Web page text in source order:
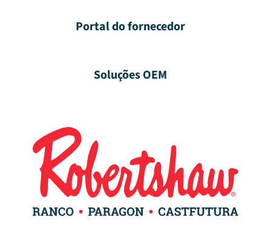
Portal do fornecedor
Soluções OEM